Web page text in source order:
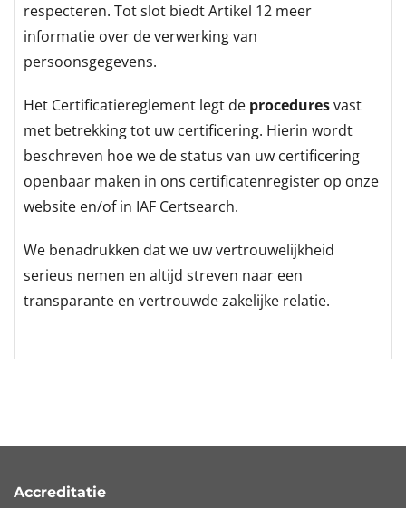
respecteren. Tot slot biedt Artikel 12 meer
informatie over de verwerking van
persoonsgegevens.
Het Certificatiereglement legt de proceduresvast
met betrekking tot uw certificering. Hierin wordt
beschreven hoe we de status van uw certificering
openbaar maken in ons certificatenregister op onze
website en/of in IAF Certsearch.
We benadrukken dat we uw vertrouwelijkheid
serieus nemen en altijd streven naar een
transparante en vertrouwde zakelijke relatie.
Accreditatie